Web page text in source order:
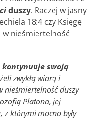
duszy. Raczej w jasny
18:4 czy Księgę
w nieśmiertelność
kontynuuje swoją
zwykłą wiarą i
nieśmiertelność duszy
Platona, jej
z którymi mocno były